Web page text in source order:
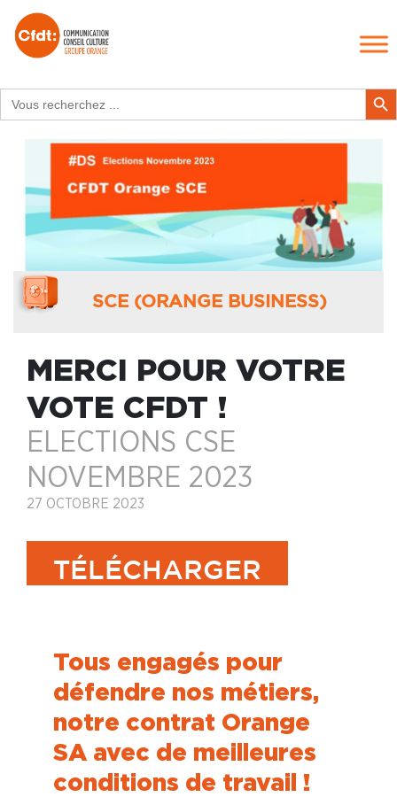
for:
Search
SCE (ORANGE BUSINESS)
MERCI POUR VOTRE
VOTE CFDT !
ELECTIONS CSE
NOVEMBRE 2023
27 OCTOBRE 2023
TÉLÉCHARGER
Tous engagés pour
défendre nos métiers,
notre contrat Orange
SA avec de meilleures
conditions de travail !